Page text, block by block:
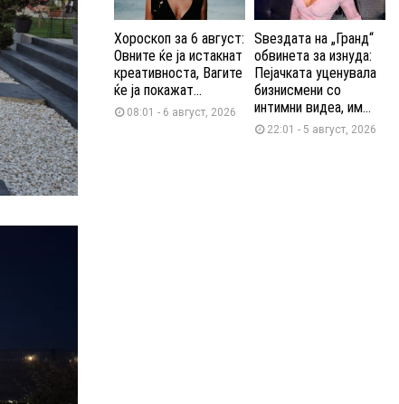
Хороскоп за 6 август:
Овните ќе ја истакнат
креативноста, Вагите
ќе ја покажат...
08:01 - 6 август, 2026
Ѕвездата на „Гранд“
обвинета за изнуда:
Пејачката уценувала
бизнисмени со
интимни видеа, им...
22:01 - 5 август, 2026